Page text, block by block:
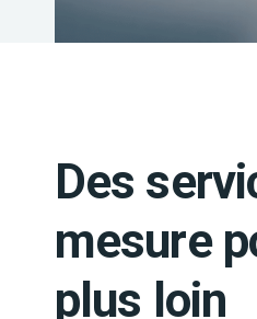
Des
mesure
plus loin